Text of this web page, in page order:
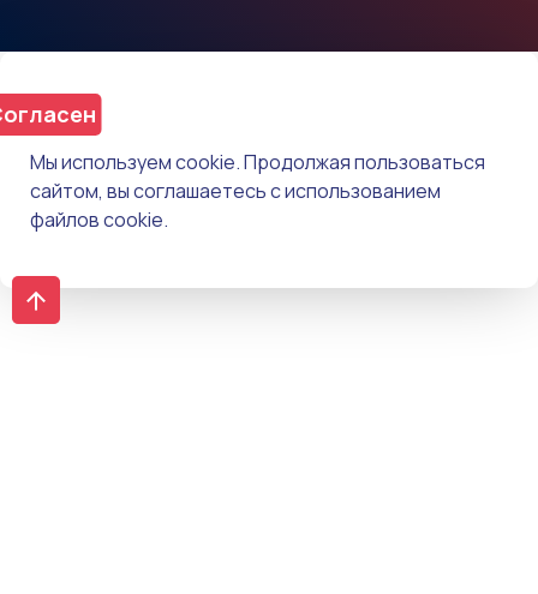
Мы используем cookie. Продолжая пользоваться
сайтом, вы соглашаетесь с использованием
файлов cookie.